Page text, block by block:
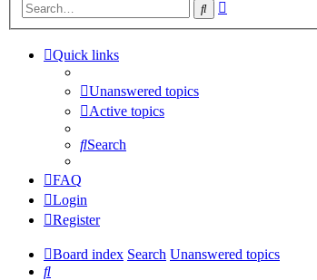
Search
Quick links
Unanswered topics
Active topics
Search
FAQ
Login
Register
Board index Search Unanswered topics
Search